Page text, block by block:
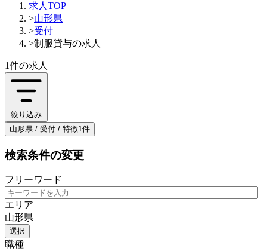
求人TOP
>山形県
>受付
>制服貸与の求人
1件の求人
絞り込み
山形県 / 受付 / 特徴1件
検索条件の変更
フリーワード
エリア
山形県
選択
職種